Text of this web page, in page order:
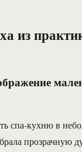
из
спа-кухню в
прозрачную